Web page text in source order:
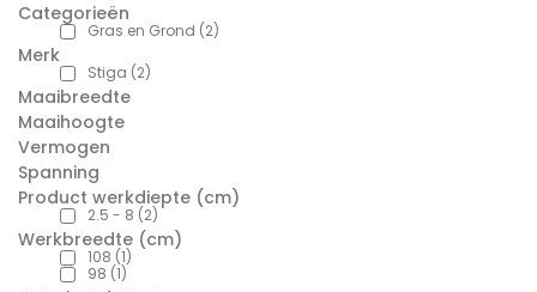
Categorieën
Gras en Grond (2)
Merk
Stiga (2)
Maaibreedte
Maaihoogte
Vermogen
Spanning
Product werkdiepte (cm)
2.5 - 8 (2)
Werkbreedte (cm)
108 (1)
98 (1)